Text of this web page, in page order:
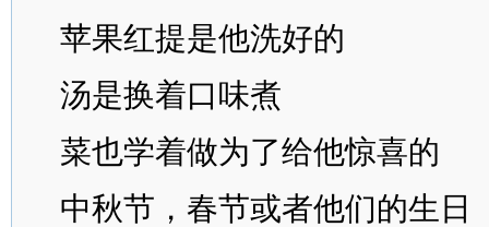
苹果红提是他洗好的
汤是换着口味煮
菜也学着做为了给他惊喜的
中秋节，春节或者他们的生日